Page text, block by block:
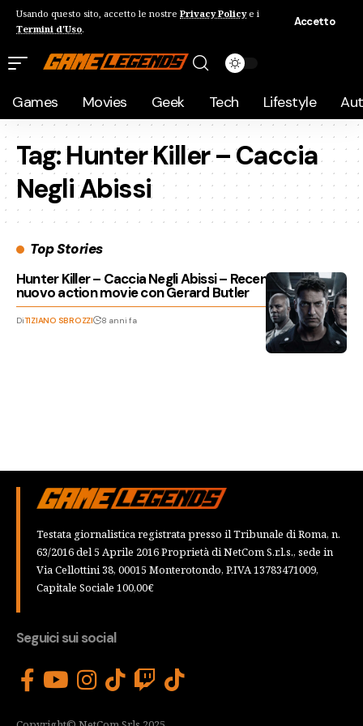
Usando questo sito, accetto le nostre Privacy Policye i
Termini d'Uso.
Accetto
Games Movies Geek Tech Lifestyle
Tag:Hunter Killer – Caccia
Negli Abissi
Top Stories
Hunter Killer – Caccia Negli Abissi – Recensione del
nuovo action movie con Gerard Butler
DiTIZIANO SBROZZI 8 anni fa
Testata giornalistica registrata presso il Tribunale di Roma, n.
63/2016 del 5 Aprile 2016 Proprietà di NetCom S.r.l.s., sede in
Via Cellottini 38, 00015 Monterotondo, P.IVA 13783471009,
Capitale Sociale 100,00€
Seguici sui social